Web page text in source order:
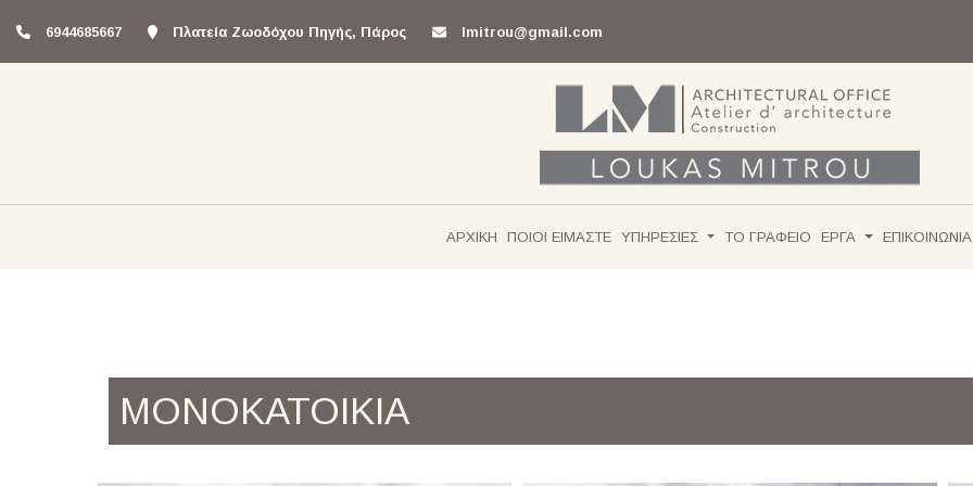
6944685667 Πλατεία Ζωοδόχου Πηγής, Πάρος lmitrou@gmail.com
ΑΡΧΙΚΗ ΠΟΙΟΙ ΕΙΜΑΣΤΕ ΥΠΗΡΕΣΙΕΣ ΤΟ ΓΡΑΦΕΙΟ ΕΡΓΑ ΕΠΙΚΟΙΝΩΝΙΑ
ΜΟΝΟΚΑΤΟΙΚΙΑ